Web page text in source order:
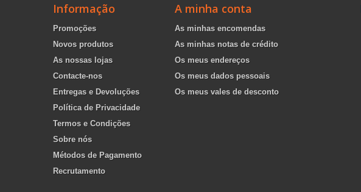
Informação
Promoções
Novos produtos
As nossas lojas
Contacte-nos
Entregas e Devoluções
Política de Privacidade
Termos e Condições
Sobre nós
Métodos de Pagamento
Recrutamento
A minha conta
As minhas encomendas
As minhas notas de crédito
Os meus endereços
Os meus dados pessoais
Os meus vales de desconto